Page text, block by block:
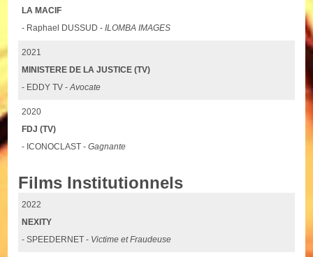
LA MACIF
- Raphael DUSSUD -ILOMBA IMAGES
2021
MINISTERE DE LA JUSTICE (TV)
- EDDY TV -Avocate
2020
FDJ (TV)
- ICONOCLAST -Gagnante
Films Institutionnels
2022
NEXITY
- SPEEDERNET - Victime et Fraudeuse